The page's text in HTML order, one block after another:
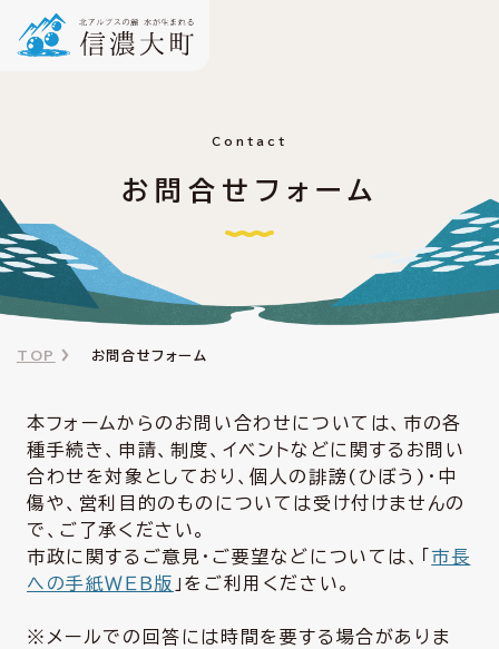
Contact
お問合せフォーム
TOP お問合せフォーム
本フォームからのお問い合わせについては、市の各
種手続き、申請、制度、イベントなどに関するお問い
合わせを対象としており、個人の誹謗(ひぼう)・中
傷や、営利目的のものについては受け付けませんの
で、ご了承ください。
市政に関するご意見・ご要望などについては、「市長
への手紙ＷＥＢ版 」をご利用ください。
※メールでの回答には時間を要する場合がありま